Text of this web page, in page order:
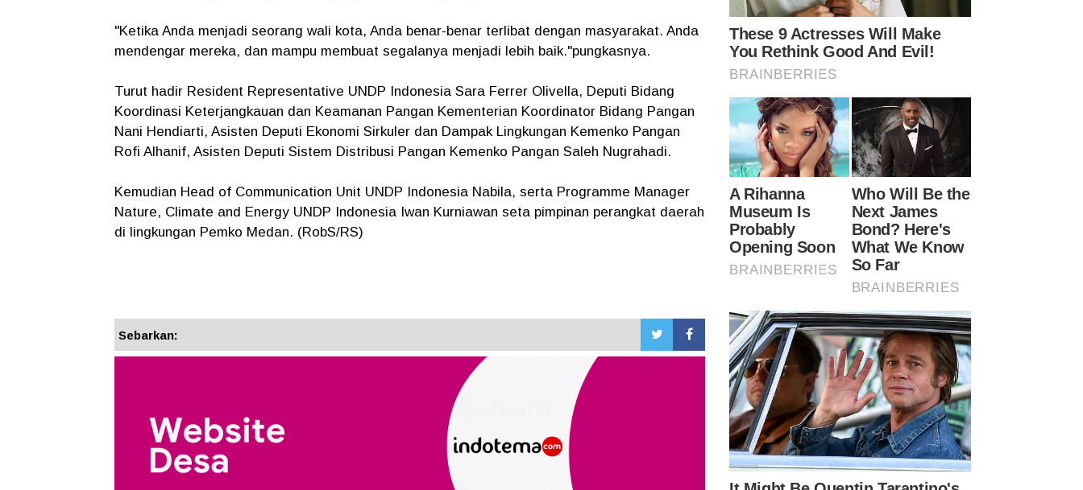
"Ketika Anda menjadi seorang wali kota, Anda benar-benar terlibat dengan masyarakat. Anda
mendengar mereka, dan mampu membuat segalanya menjadi lebih baik."pungkasnya.
Turut hadir Resident Representative UNDP Indonesia Sara Ferrer Olivella, Deputi Bidang
Koordinasi Keterjangkauan dan Keamanan Pangan Kementerian Koordinator Bidang Pangan
Nani Hendiarti, Asisten Deputi Ekonomi Sirkuler dan Dampak Lingkungan Kemenko Pangan
Rofi Alhanif, Asisten Deputi Sistem Distribusi Pangan Kemenko Pangan Saleh Nugrahadi.
Kemudian Head of Communication Unit UNDP Indonesia Nabila, serta Programme Manager
Nature, Climate and Energy UNDP Indonesia Iwan Kurniawan seta pimpinan perangkat daerah
di lingkungan Pemko Medan. (RobS/RS)
Sebarkan: